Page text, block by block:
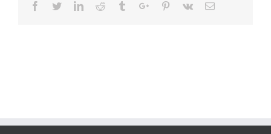
Facebook
TwitterLinkedinReddit TumblrGoogle+Pinterest
Vk Email